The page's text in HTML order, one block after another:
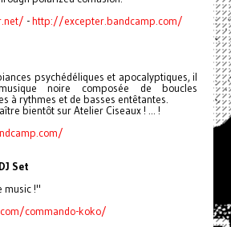
-http://excepter.bandcamp.com/
psychédéliques et apocalyptiques, il
noire composée de boucles
à rythmes et de basses entêtantes.
bientôt sur Atelier Ciseaux ! ... !
Set
music !"
commando-koko/